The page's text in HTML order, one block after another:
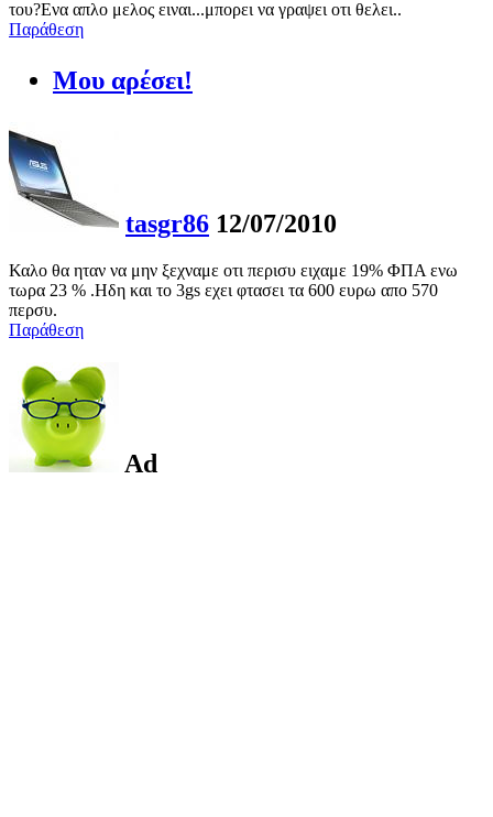
του?Ενα απλο μελος ειναι...μπορει να γραψει οτι θελει..
Παράθεση
Μου αρέσει!
tasgr86 12/07/2010
Καλο θα ηταν να μην ξεχναμε οτι περισυ ειχαμε 19% ΦΠΑ ενω
τωρα 23 % .Ηδη και το 3gs εχει φτασει τα 600 ευρω απο 570
περσυ.
Παράθεση
Ad